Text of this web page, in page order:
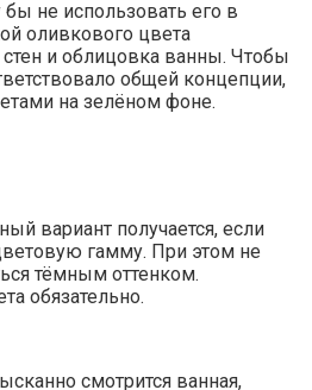
не использовать его в
оливкового цвета
стен и облицовка ванны. Чтобы
общей концепции,
на зелёном фоне.
вариант получается, если
гамму. При этом не
тёмным оттенком.
обязательно.
смотрится ванная,